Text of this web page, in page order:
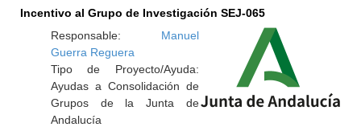
Incentivo al Grupo de Investigación SEJ-065
Responsable: Manuel
Guerra Reguera
Tipo de Proyecto/Ayuda:
Ayudas a Consolidación de
Grupos de la Junta de
Andalucía